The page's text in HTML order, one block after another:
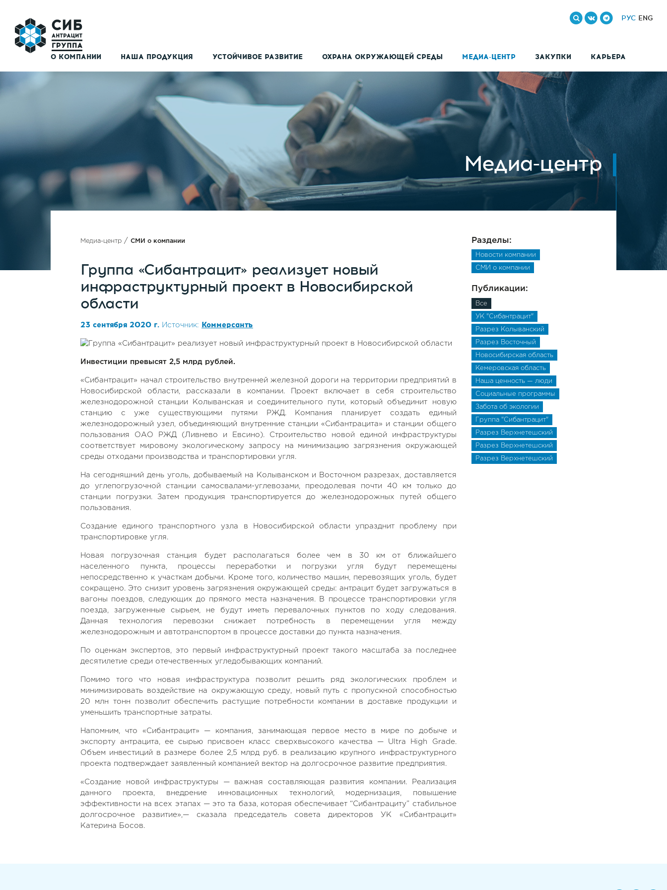
О КОМПАНИИ НАША ПРОДУКЦИЯ УСТОЙЧИВОЕ РАЗВИТИЕ ОХРАНА ОКРУЖАЮЩЕЙ СРЕДЫ МЕДИА-ЦЕНТР ЗАКУПКИ КАРЬЕРА
РУС ENG
Медиа-центр
Медиа-центр / СМИ о компании
Группа «Сибантрацит» реализует новый
инфраструктурный проект в Новосибирской
области
23 сентября 2020 г. Источник: Коммерсантъ
Инвестиции превысят 2,5 млрд рублей.
«Сибантрацит» начал строительство внутренней железной дороги на территории предприятий в
Новосибирской области, рассказали в компании. Проект включает в себя строительство
железнодорожной станции Колыванская и соединительного пути, который объединит новую
станцию с уже существующими путями РЖД. Компания планирует создать единый
железнодорожный узел, объединяющий внутренние станции «Сибантрацита» и станции общего
пользования ОАО РЖД (Ливнево и Евсино). Строительство новой единой инфраструктуры
соответствует мировому экологическому запросу на минимизацию загрязнения окружающей
среды отходами производства и транспортировки угля.
На сегодняшний день уголь, добываемый на Колыванском и Восточном разрезах, доставляется
до углепогрузочной станции самосвалами-углевозами, преодолевая почти 40 км только до
станции погрузки. Затем продукция транспортируется до железнодорожных путей общего
пользования.
Создание единого транспортного узла в Новосибирской области упразднит проблему при
транспортировке угля.
Новая погрузочная станция будет располагаться более чем в 30 км от ближайшего
населенного пункта, процессы переработки и погрузки угля будут перемещены
непосредственно к участкам добычи. Кроме того, количество машин, перевозящих уголь, будет
сокращено. Это снизит уровень загрязнения окружающей среды: антрацит будет загружаться в
вагоны поездов, следующих до прямого места назначения. В процессе транспортировки угля
поезда, загруженные сырьем, не будут иметь перевалочных пунктов по ходу следования.
Данная технология перевозки снижает потребность в перемещении угля между
железнодорожным и автотранспортом в процессе доставки до пункта назначения.
По оценкам экспертов, это первый инфраструктурный проект такого масштаба за последнее
десятилетие среди отечественных угледобывающих компаний.
Помимо того что новая инфраструктура позволит решить ряд экологических проблем и
минимизировать воздействие на окружающую среду, новый путь с пропускной способностью
20 млн тонн позволит обеспечить растущие потребности компании в доставке продукции и
уменьшить транспортные затраты.
Напомним, что «Сибантрацит» — компания, занимающая первое место в мире по добыче и
экспорту антрацита, ее сырью присвоен класс сверхвысокого качества — Ultra High Grade.
Объем инвестиций в размере более 2,5 млрд руб. в реализацию крупного инфраструктурного
проекта подтверждает заявленный компанией вектор на долгосрочное развитие предприятия.
«Создание новой инфраструктуры — важная составляющая развития компании. Реализация
данного проекта, внедрение инновационных технологий, модернизация, повышение
эффективности на всех этапах — это та база, которая обеспечивает “Сибантрациту” стабильное
долгосрочное развитие»,— сказала председатель совета директоров УК «Сибантрацит»
Катерина Босов.
Разделы:
Новости компании
СМИ о компании
Публикации:
Все
УК "Сибантрацит"
Разрез Колыванский
Разрез Восточный
Новосибирская область
Кемеровская область
Наша ценность — люди
Социальные программы
Забота об экологии
Группа "Сибантрацит"
Разрез Верхнетешский
Разрез Верхнетешский
Разрез Верхнетешский